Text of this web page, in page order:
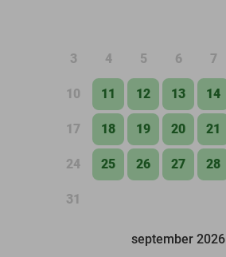
3 4 5 6 7
10 11 12 13 14
17 18 19 20 21
24 25 26 27 28
31
september 2026